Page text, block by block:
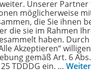
zum
zum
Mehr zur
Unserer
möglicherweise
die Sie ihnen
die sie im Rahmen
haben.
Akzeptieren“
gemäß Art. 6 Abs.
TDDDG ein. …